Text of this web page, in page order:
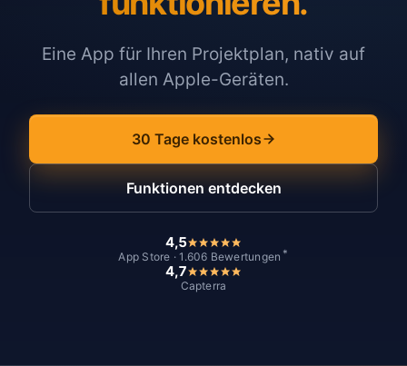
Eine App für Ihren Projektplan, nativ auf
allen Apple-Geräten.
30 Tage kostenlos
Funktionen entdecken
4,5
App Store · 1.606 Bewertungen *
4,7
Capterra